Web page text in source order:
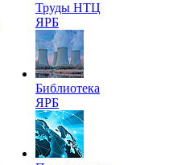
Труды НТЦ
ЯРБ
Библиотека
ЯРБ